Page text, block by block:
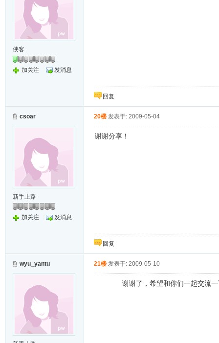
侠客
加关注 发消息
回复
csoar
新手上路
加关注 发消息
20楼 发表于: 2009-05-04
谢谢分享！
回复
wyu_yantu 21楼 发表于: 2009-05-10
谢谢了，希望和你们一起交流一下